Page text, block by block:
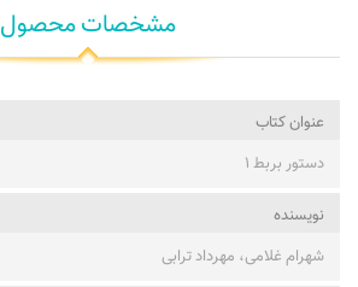
مشخصات محصول
عنوان کتاب
دستور بربط ۱
نویسنده
شهرام غلامی، مهرداد ترابی